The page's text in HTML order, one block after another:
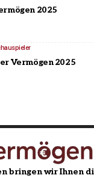
2025
Vermögen 2025
bringen wir Ihnen